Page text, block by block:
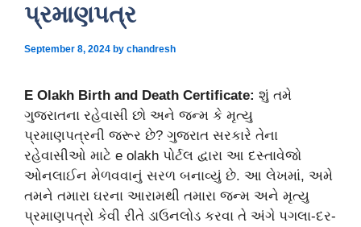
પ્રમાણપત્ર
September 8, 2024 by chandresh
E Olakh Birth and Death Certificate: શું તમે
ગુજરાતના રહેવાસી છો અને જન્મ કે મૃત્યુ
પ્રમાણપત્રની જરૂર છે? ગુજરાત સરકારે તેના
રહેવાસીઓ માટે e olakh પોર્ટલ દ્વારા આ દસ્તાવેજો
ઓનલાઈન મેળવવાનું સરળ બનાવ્યું છે. આ લેખમાં, અમે
તમને તમારા ઘરના આરામથી તમારા જન્મ અને મૃત્યુ
પ્રમાણપત્રો કેવી રીતે ડાઉનલોડ કરવા તે અંગે પગલા-દર-